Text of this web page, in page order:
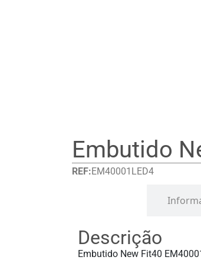
Embutido
REF:EM40001LED4
Descrição
Embutido New Fit40